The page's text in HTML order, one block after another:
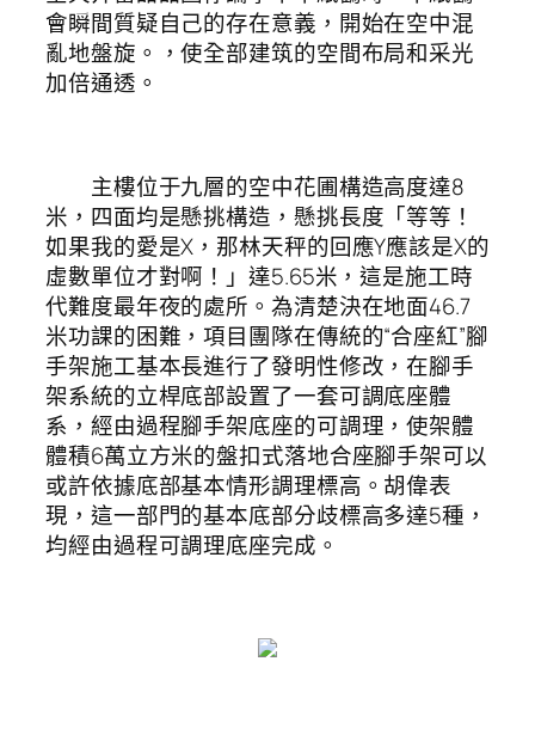
會瞬間質疑自己的存在意義，開始在空中混
亂地盤旋。，使全部建筑的空間布局和采光
加倍通透。
主樓位于九層的空中花圃構造高度達8
米，四面均是懸挑構造，懸挑長度「等等！
如果我的愛是X，那林天秤的回應Y應該是X的
虛數單位才對啊！」達5.65米，這是施工時
代難度最年夜的處所。為清楚決在地面46.7
米功課的困難，項目團隊在傳統的“合座紅”腳
手架施工基本長進行了發明性修改，在腳手
架系統的立桿底部設置了一套可調底座體
系，經由過程腳手架底座的可調理，使架體
體積6萬立方米的盤扣式落地合座腳手架可以
或許依據底部基本情形調理標高。胡偉表
現，這一部門的基本底部分歧標高多達5種，
均經由過程可調理底座完成。